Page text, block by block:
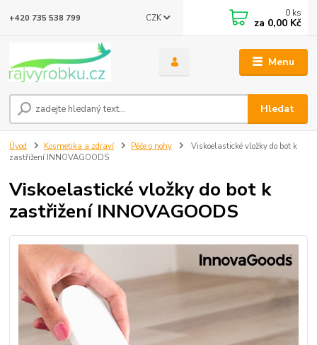
Menu
CZK
Hledat
+420 735 538 799 0 ks
za 0,00 Kč
Úvod Kosmetika a zdraví Péče o nohy
Viskoelastické vložky do bot k
zastřižení INNOVAGOODS
Viskoelastické vložky do bot k
zastřižení INNOVAGOODS